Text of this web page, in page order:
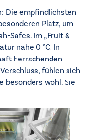
Die empfindlichsten
Platz, um
Safes. Im „Fruit &
nahe 0 °C. In
herrschenden
fühlen sich
besonders wohl. Sie